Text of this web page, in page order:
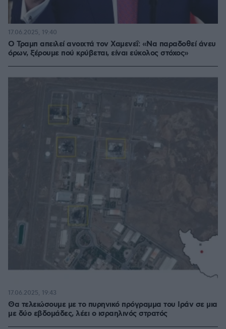
Ο Τραμπ απειλεί ανοιχτά τον Χαμενεΐ: «Να παραδοθεί άνευ
όρων, ξέρουμε πού κρύβεται, είναι εύκολος στόχος»
17.06.2025, 19:40
Θα τελειώσουμε με το πυρηνικό πρόγραμμα του Ιράν σε μια
με δύο εβδομάδες, λέει ο ισραηλινός στρατός
17.06.2025, 19:43